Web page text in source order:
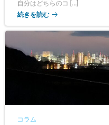
自分はどちらのコ […]
続きを読む
コラム